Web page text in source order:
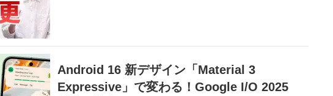
Android 16 新デザイン「Material 3
Expressive」で変わる！Google I/O 2025